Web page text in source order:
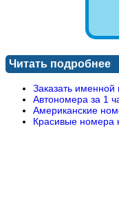
Читать подробнее
Заказать именной
Автономера за 1
Американские
Красивые номера